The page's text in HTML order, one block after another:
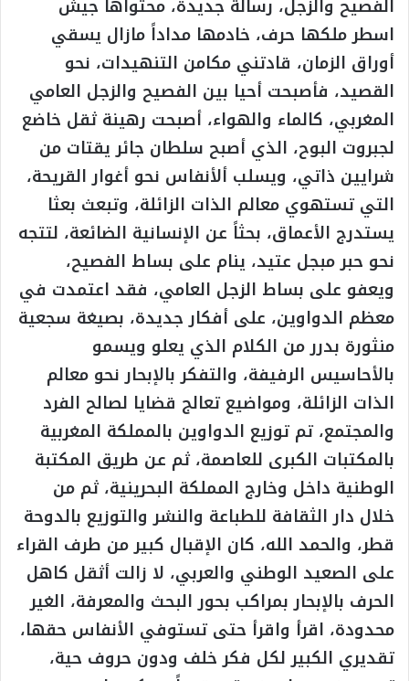
الفصيح والزجل، رسالة جديدة، محتواها جيش
اسطر ملكها حرف، خادمها مداداً مازال يسقي
أوراق الزمان، قادتني مكامن التنهيدات، نحو
القصيد، فأصبحت أحيا بين الفصيح والزجل العامي
المغربي، كالماء والهواء، أصبحت رهينة ثقل خاضع
لجبروت البوح، الذي أصبح سلطان جائر يقتات من
شرايين ذاتي، ويسلب ألأنفاس نحو أغوار القريحة،
التي تستهوي معالم الذات الزائلة، وتبعث بعثا
يستدرج الأعماق، بحثاً عن الإنسانية الضائعة، لتتجه
نحو حبر مبجل عتيد، ينام على بساط الفصيح،
ويعفو على بساط الزجل العامي، فقد اعتمدت في
معظم الدواوين، على أفكار جديدة، بصيغة سجعية
منثورة بدرر من الكلام الذي يعلو ويسمو
بالأحاسيس الرفيفة، والتفكر بالإبحار نحو معالم
الذات الزائلة، ومواضيع تعالج قضايا لصالح الفرد
والمجتمع، تم توزيع الدواوين بالمملكة المغربية
بالمكتبات الكبرى للعاصمة، ثم عن طريق المكتبة
الوطنية داخل وخارج المملكة البحرينية، ثم من
خلال دار الثقافة للطباعة والنشر والتوزيع بالدوحة
قطر، والحمد الله، كان الإقبال كبير من طرف القراء
على الصعيد الوطني والعربي، لا زالت أثقل كاهل
الحرف بالإبحار بمراكب بحور البحث والمعرفة، الغير
محدودة، اقرأ واقرأ حتى تستوفي الأنفاس حقها،
تقديري الكبير لكل فكر خلف ودون حروف حية،